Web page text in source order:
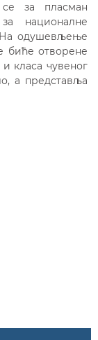
за пласман
националне
На одушевљење
биће отворене
класа чувеног
а представља